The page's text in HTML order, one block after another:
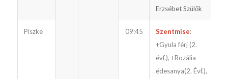
Erzsébet Szülők
Piszke 09:45 Szentmise:
+Gyula férj (2.
évf.), +Rozália
édesanya(2. Évf.),